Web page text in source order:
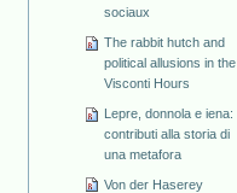
sociaux
The rabbit hutch and
political allusions in the
Visconti Hours
Lepre, donnola e iena:
contributi alla storia di
una metafora
Von der Haserey